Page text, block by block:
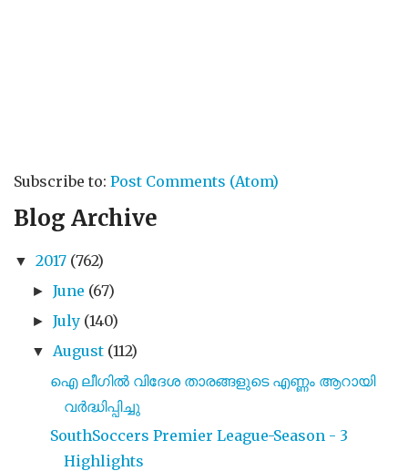
Subscribe to: Post Comments (Atom)
Blog Archive
▼ 2017 (762)
►June (67)
►July (140)
▼ August (112)
ഐ ലീഗിൽ വിദേശ താരങ്ങളുടെ എണ്ണം ആറായി
വർദ്ധിപ്പിച്ചു
SouthSoccers Premier League-Season - 3
Highlights